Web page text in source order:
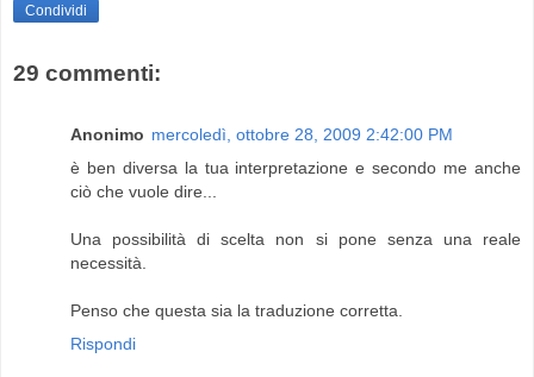
Condividi
29 commenti:
Anonimo mercoledì, ottobre 28, 2009 2:42:00 PM
è ben diversa la tua interpretazione e secondo me anche
ciò che vuole dire...
Una possibilità di scelta non si pone senza una reale
necessità.
Penso che questa sia la traduzione corretta.
Rispondi